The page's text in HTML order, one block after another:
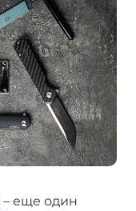
– еще один